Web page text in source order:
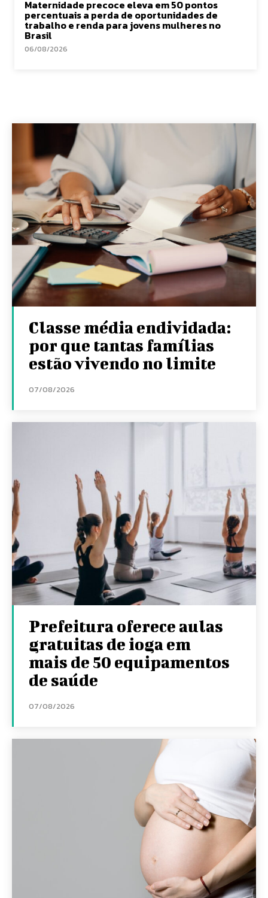
Maternidade precoce eleva em 50 pontos
percentuais a perda de oportunidades de
trabalho e renda para jovens mulheres no
Brasil
06/08/2026
Classe média endividada:
por que tantas famílias
estão vivendo no limite
07/08/2026
Prefeitura oferece aulas
gratuitas de ioga em
mais de 50 equipamentos
de saúde
07/08/2026